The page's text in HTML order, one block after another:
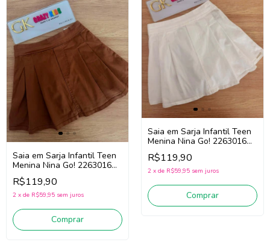
Saia em Sarja Infantil Teen
Menina Nina Go! 2263016
(Marrom)
R$119,90
2 x de R$59,95 sem juros
Comprar
Saia em Sarja Infantil Teen
Menina Nina Go! 2263016
(Off White)
R$119,90
2 x de R$59,95 sem juros
Comprar